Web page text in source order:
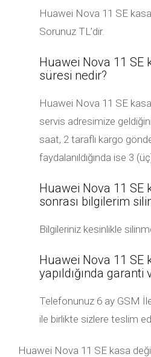
Huawei Nova 11 SE
Sorunuz TL’dir.
Huawei Nova 11 SE
süresi nedir?
Huawei Nova 11 SE
servis adresimize
saat, 2 taraflı kargo
faydalanıldığında ise 3
Huawei Nova 11 SE
sonrası bilgilerim
Bilgileriniz kesinlikle
Huawei Nova 11 SE
yapıldığında
Telefonunuz 6 ay GSM
ile birlikte sizlere teslim
Huawei Nova 11 SE kasa